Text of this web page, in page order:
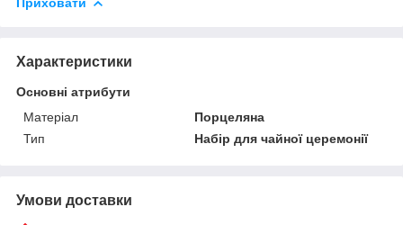
Характеристики
Основні атрибути
Матеріал
Порцеляна
Тип
Набір для чайної церемонії
Умови доставки